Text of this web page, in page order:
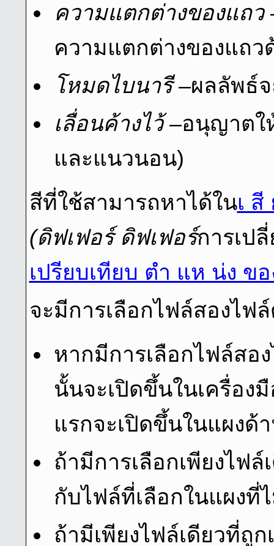
ความแตกต่างของแถว
ความแตกต่างของแถว
โหมดไบนารี–ผลลัพธ์จ
เลื่อนค้างไว้–อนุญาตใ
และแนวนอน)
สีที่ใช้สามารถหาได้ในเ สี
(ดิฟเฟอร์ ดิฟเฟอร์การเป
เปรียบเทียบ ตํา แห น่ง ข
จะมีการเลือกไฟล์สองไฟ
หากมีการเลือกไฟล์สอ
นั้นจะเปิดขึ้นในเครื่อง
แรกจะเปิดขึ้นในแผงด้
ถ้ามีการเลือกเพียงไฟ
กับไฟล์ที่เลือกในแผงที่
ถ้ามีเพียงไฟล์เดียวที่ถู